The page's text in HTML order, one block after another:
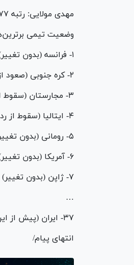
مهدی مولایی: رتبه ۳۷۷ (ورود جدید)
وضعیت تیمی
۱- فرانسه (بدون تغییر)
۲- کره جنوبی (صعود از رده ۴)
۳- مجارستان (سقوط از رده ۲)
۴- ایتالیا (سقوط از رده ۳)
۵- رومانی (بدون تغییر)
۶- آمریکا (بدون تغییر)
۷- ژاپن (بدون تغییر)
…
۳۷- ایران (پیش از این: ۳۰)
انتهای پیام/